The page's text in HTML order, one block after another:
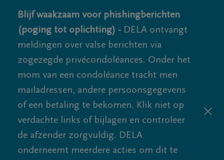
Blijf waakzaam voor phishingberichten
(poging tot oplichting) - DELA ontvangt
meldingen over valse berichten via
zogezegde privécondoléances. Onder het
mom van een condoléance tracht men
mailadressen, andere persoonsgegevens
of een betaling te bekomen. Klik niet op
verdachte links of bijlagen en controleer
de afzender zorgvuldig. DELA
onderneemt meerdere acties om dit te